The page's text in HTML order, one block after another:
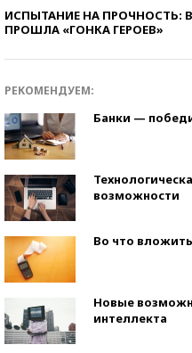
ИСПЫТАНИЕ НА ПРОЧНОСТЬ:
ПРОШЛА «ГОНКА ГЕРОЕВ»
РЕКОМЕНДУЕМ:
Банки —
возможности
Во что
Новые
интеллекта